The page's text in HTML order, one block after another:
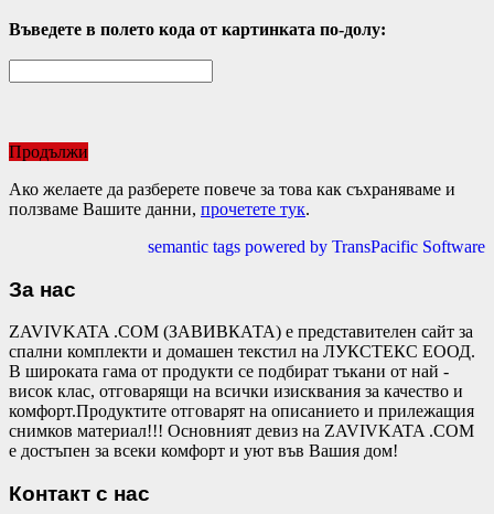
Въведете в полето кода от картинката по-долу:
Продължи
Ако желаете да разберете повече за това как съхраняваме и
ползваме Вашите данни, прочетете тук.
semantic tags powered by TransPacific Software
За нас
ZAVIVKATA .COM (ЗАВИВКАТА) е представителен сайт за
спални комплекти и домашен текстил на ЛУКСТЕКС ЕООД.
В широката гама от продукти се подбират тъкани от най -
висок клас, отговарящи на всички изисквания за качество и
комфорт.Продуктите отговарят на описанието и прилежащия
снимков материал!!! Основният девиз на ZAVIVKATA .COM
е достъпен за всеки комфорт и уют във Вашия дом!
Контакт с нас